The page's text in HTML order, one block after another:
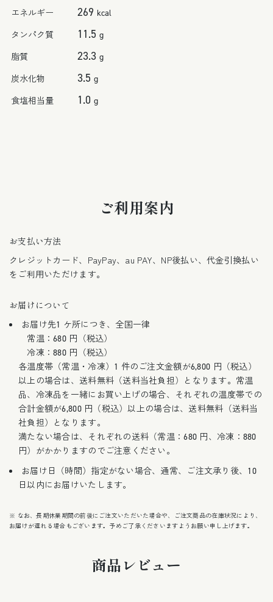
エネルギー 269 kcal
タンパク質 11.5 g
脂質 23.3 g
炭水化物 3.5 g
食塩相当量 1.0 g
ご利用案内
お支払い方法
クレジットカード、PayPay、au PAY、NP後払い、代金引換払い
をご利用いただけます。
お届けについて
お届け先1 ケ所につき、全国一律
常温：680 円（税込）
冷凍：880 円（税込）
各温度帯（常温・冷凍）1 件のご注文金額が6,800 円（税込）
以上の場合は、送料無料（送料当社負担）となります。常温
品、冷凍品を一緒にお買い上げの場合、それぞれの温度帯での
合計金額が6,800 円（税込）以上の場合は、送料無料（送料当
社負担）となります。
満たない場合は、それぞれの送料（常温：680 円、冷凍：880
円）がかかりますのでご注意ください。
お届け日（時間）指定がない場合、通常、ご注文承り後、10
日以内にお届けいたします。
※ なお、長期休業期間の前後にご注文いただいた場合や、ご注文商品の在庫状況により、
お届けが遅れる場合もございます。予めご了承くださいますようお願い申し上げます。
商品レビュー